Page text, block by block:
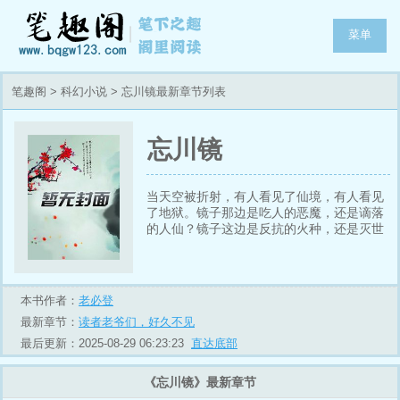
菜单
笔趣阁 > 科幻小说 > 忘川镜最新章节列表
忘川镜
当天空被折射，有人看见了仙境，有人看见
了地狱。镜子那边是吃人的恶魔，还是谪落
的人仙？镜子这边是反抗的火种，还是灭世
镜子那边全是仙女？林川：嗯，还有长着尾
巴的魅魔小姐姐。吴法：老夫先走一步！
本书作者： 老必登
最新章节： 读者老爷们，好久不见
最后更新：2025-08-29 06:23:23 直达底部
《忘川镜》最新章节